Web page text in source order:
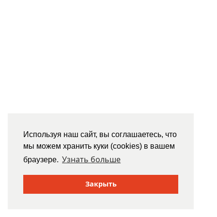
Используя наш сайт, вы соглашаетесь, что
мы можем хранить куки (cookies) в вашем
браузере. Узнать больше
Закрыть